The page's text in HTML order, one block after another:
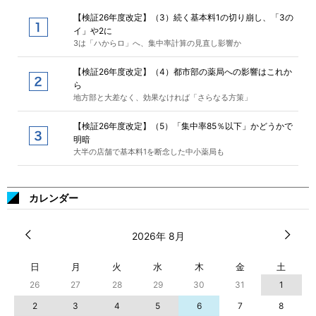
【検証26年度改定】（3）続く基本料1の切り崩し、「3の
イ」や2に
3は「ハからロ」へ、集中率計算の見直し影響か
【検証26年度改定】（4）都市部の薬局への影響はこれか
ら
地方部と大差なく、効果なければ「さらなる方策」
【検証26年度改定】（5）「集中率85％以下」かどうかで
明暗
大半の店舗で基本料1を断念した中小薬局も
カレンダー
2026年 8月
日 月 火 水 木 金 土
26 27 28 29 30 31
1
2
3 4 5 6 7
8